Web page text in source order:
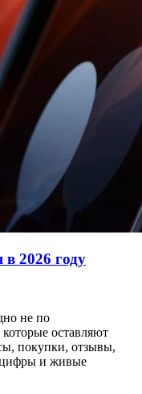
в 2026 году
не по
оставляют
покупки, отзывы,
цифры и живые